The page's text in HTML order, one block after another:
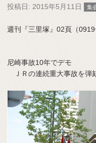
投稿日: 2015年5月11日 集
週刊『三里塚』02頁（
尼崎事故10年でデモ
ＪＲの連続重大事故を弾